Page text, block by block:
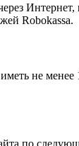
Интернет,
Robokassa.
не менее
по